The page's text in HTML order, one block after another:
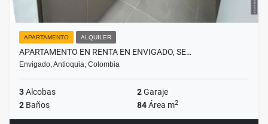
APARTAMENTO ALQUILER
APARTAMENTO EN RENTA EN ENVIGADO, SE…
Envigado, Antioquia, Colombia
3Alcobas 2Garaje
2 Baños 84Área m2